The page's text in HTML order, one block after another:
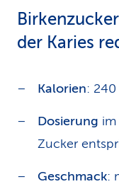
der Karies
Kalorien: 240
Dosierung im
Zucker
Geschmack: